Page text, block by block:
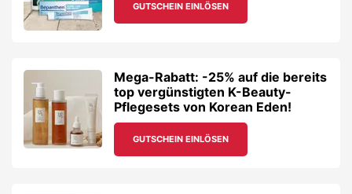
GUTSCHEIN EINLÖSEN
Mega-Rabatt: -25% auf die bereits
top vergünstigten K-Beauty-
Pflegesets von Korean Eden!
GUTSCHEIN EINLÖSEN